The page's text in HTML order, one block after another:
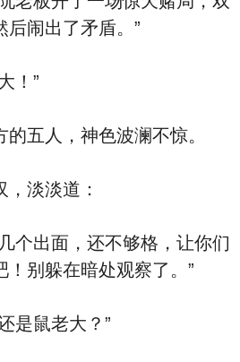
后闹出了矛盾。”
！”
五人，神色波澜不惊。
淡淡道：
个出面，还不够格，让你们
！别躲在暗处观察了。”
是鼠老大？”